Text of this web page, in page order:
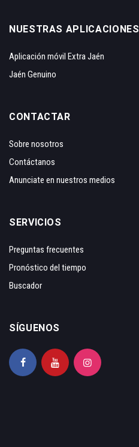
NUESTRAS APLICACIONES
Aplicación móvil Extra Jaén
Jaén Genuino
CONTACTAR
Sobre nosotros
Contáctanos
Anunciate en nuestros medios
SERVICIOS
Preguntas frecuentes
Pronóstico del tiempo
Buscador
SÍGUENOS